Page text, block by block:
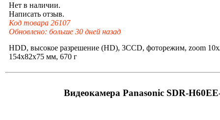
Нет в наличии.
Написать отзыв.
Код товара 26107
Обновлено: больше 30 дней назад
HDD, высокое разрешение (HD), 3CCD, фоторежим, zoom
154x82x75 мм, 670 г
Видеокамера Panasonic SDR-